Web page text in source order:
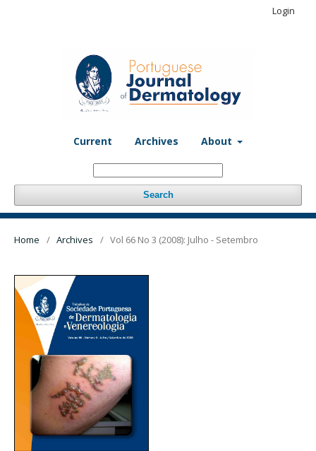
Current Archives About
Search
Login
Home / Archives / Vol 66 No 3 (2008): Julho - Setembro